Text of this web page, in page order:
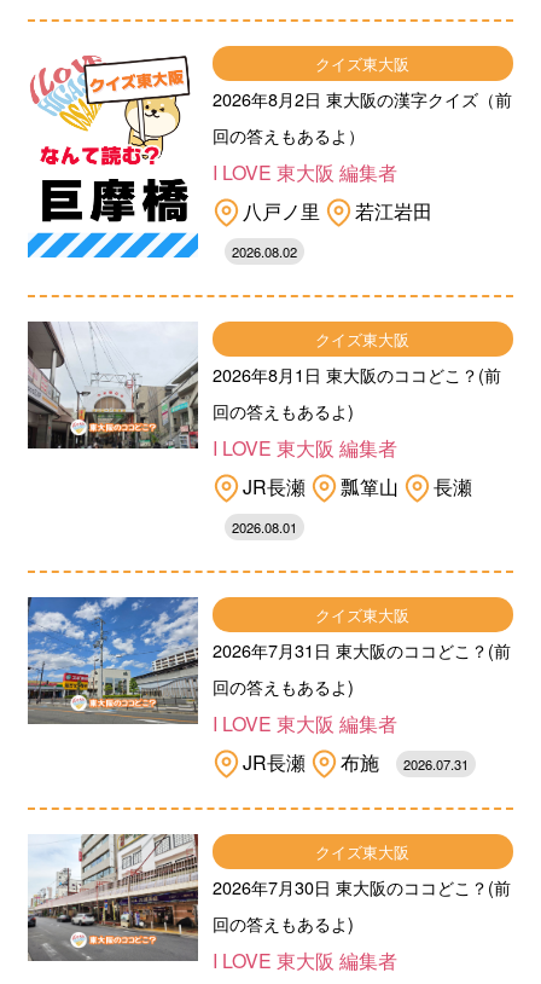
クイズ東大阪
2026年8月2日 東大阪の漢字クイズ（前
回の答えもあるよ）
I LOVE 東大阪 編集者
八戸ノ里
若江岩田
2026.08.02
クイズ東大阪
2026年8月1日 東大阪のココどこ？(前
回の答えもあるよ)
I LOVE 東大阪 編集者
JR長瀬
瓢箪山 長瀬
2026.08.01
クイズ東大阪
2026年7月31日 東大阪のココどこ？(前
回の答えもあるよ)
I LOVE 東大阪 編集者
JR長瀬
布施 2026.07.31
クイズ東大阪
2026年7月30日 東大阪のココどこ？(前
回の答えもあるよ)
I LOVE 東大阪 編集者